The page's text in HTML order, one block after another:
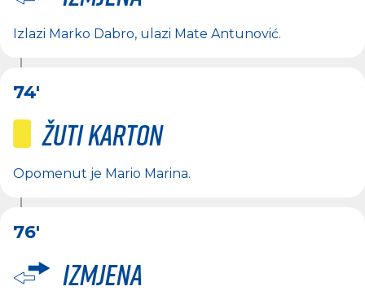
Izlazi Marko Dabro, ulazi Mate Antunović.
74'
Žuti karton
Opomenut je Mario Marina.
76'
Izmjena